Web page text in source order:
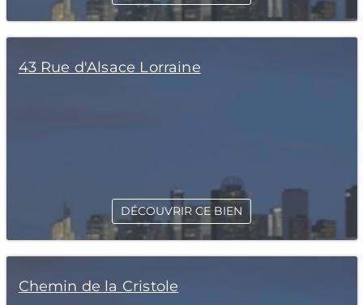
43 Rue d'Alsace Lorraine
DÉCOUVRIR CE BIEN
Chemin de la Cristole